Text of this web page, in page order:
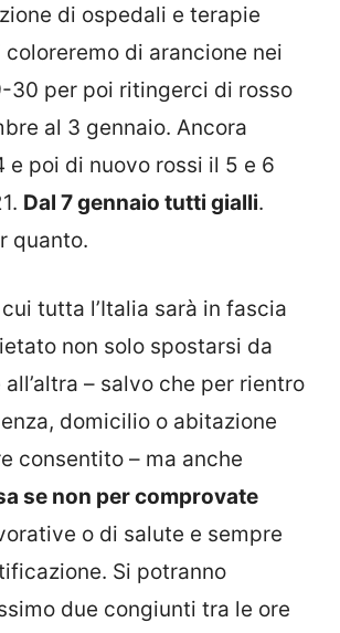
di ospedali e terapie
di arancione nei
30 per poi ritingerci di rosso
al 3 gennaio. Ancora
e poi di nuovo rossi il 5 e 6
Dal 7 gennaio tutti gialli.
quanto.
tutta l’Italia sarà in fascia
non solo spostarsi da
all’altra – salvo che per rientro
domicilio o abitazione
consentito – ma anche
se non per comprovate
o di salute e sempre
Si potranno
due congiunti tra le ore